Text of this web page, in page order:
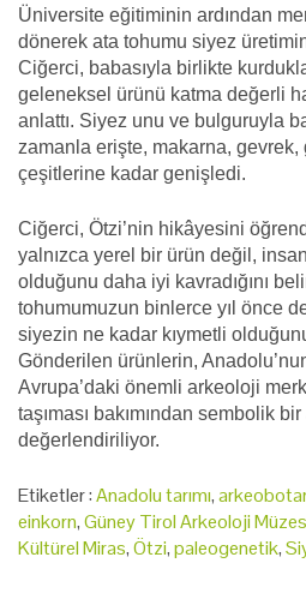
Üniversite eğitiminin ardından
dönerek ata tohumu siyez
Ciğerci, babasıyla birlikte
geleneksel ürünü katma değerli
anlattı. Siyez unu ve bulguruyla
zamanla erişte, makarna, gevrek,
çeşitlerine kadar genişledi.
Ciğerci, Ötzi’nin hikâyesini
yalnızca yerel bir ürün değil,
olduğunu daha iyi kavradığını
tohumumuzun binlerce yıl önce
siyezin ne kadar kıymetli
Gönderilen ürünlerin,
Avrupa’daki önemli arkeoloji
taşıması bakımından sembolik bir
değerlendiriliyor.
Etiketler :Anadolu tarımı,
einkorn,Güney Tirol Arkeoloji
Kültürel Miras,Ötzi,paleogenetik,